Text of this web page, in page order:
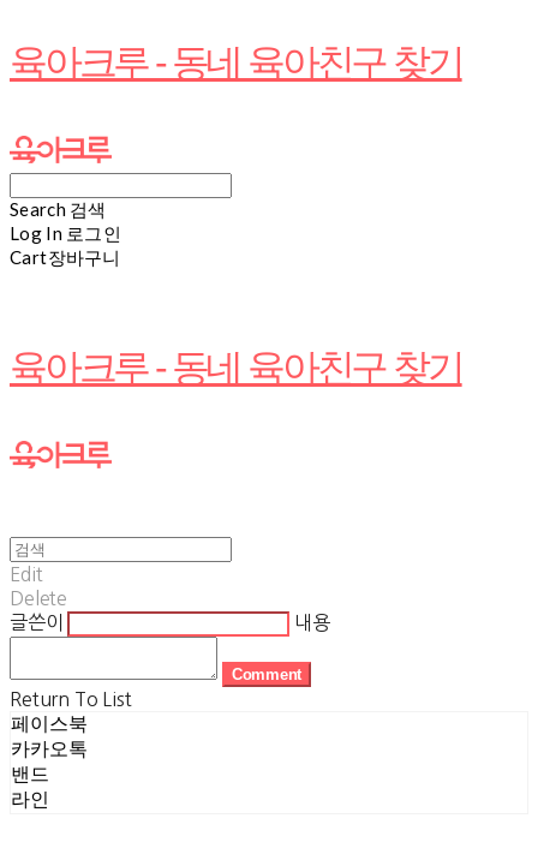
육아크루 - 동네 육아친구 찾기
Search 검색
Log In 로그인
Cart장바구니
육아크루 - 동네 육아친구 찾기
Edit
Delete
글쓴이
내용
Comment
Return To List
페이스북
카카오톡
밴드
라인